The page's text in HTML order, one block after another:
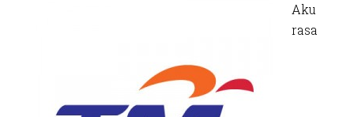
Aku
rasa